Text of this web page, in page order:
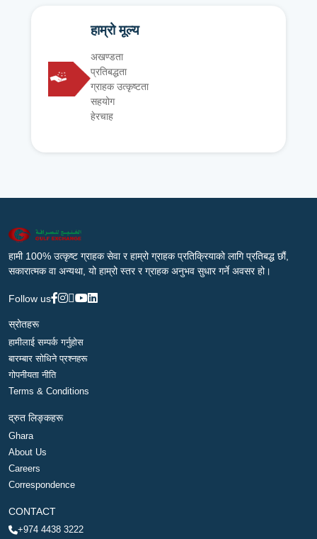
हाम्रो मूल्य
अखण्डता
प्रतिबद्धता
ग्राहक उत्कृष्टता
सहयोग
हेरचाह
हामी 100% उत्कृष्ट ग्राहक सेवा र हाम्रो ग्राहक प्रतिक्रियाको लागि प्रतिबद्ध छौं,
सकारात्मक वा अन्यथा, यो हाम्रो स्तर र ग्राहक अनुभव सुधार गर्ने अवसर हो।
Follow us
स्रोतहरू
हामीलाई सम्पर्क गर्नुहोस
बारम्बार सोधिने प्रश्नहरू
गोपनीयता नीति
Terms & Conditions
द्रुत लिङ्कहरू
Ghara
About Us
Careers
Correspondence
CONTACT
+974 4438 3222